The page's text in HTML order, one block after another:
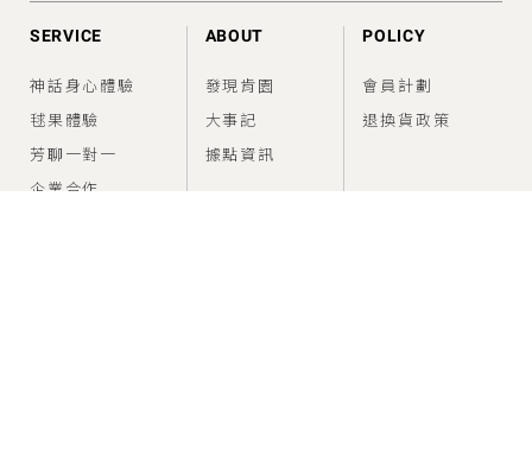
SERVICE
神話身心體驗
毬果體驗
芳聊一對一
企業合作
ABOUT
發現肯園
大事記
據點資訊
POLICY
會員計劃
退換貨政策